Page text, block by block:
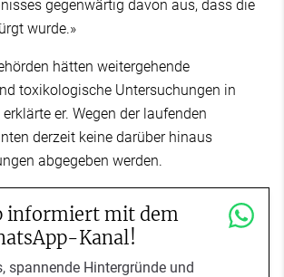
gegenwärtig davon aus, dass die
wurde.»
hätten weitergehende
toxikologische Untersuchungen in
er. Wegen der laufenden
derzeit keine darüber hinaus
abgegeben werden.
informiert mit dem
Kanal!
spannende Hintergründe und